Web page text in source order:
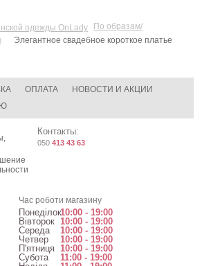
По образам/
Элегантное свадебное короткое платье
ОПЛАТА
НОВОСТИ И АКЦИИ
Контакты:
050 413 43 63
Час роботи магазину
Понеділок10:00 - 19:00
Вівторок 10:00 - 19:00
Середа
10:00 - 19:00
Четвер
10:00 - 19:00
П'ятниця 10:00 - 19:00
Субота
11:00 - 19:00